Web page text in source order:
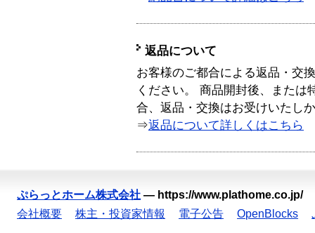
返品について
お客様のご都合による返品・交
ください。 商品開封後、または
合、返品・交換はお受けいたし
⇒返品について詳しくはこちら
ぷらっとホーム株式会社 — https://www.plathome.co.jp/
会社概要
株主・投資家情報 電子公告 OpenBlocks